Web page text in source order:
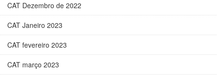
CAT Dezembro de 2022
CAT Janeiro 2023
CAT fevereiro 2023
CAT março 2023